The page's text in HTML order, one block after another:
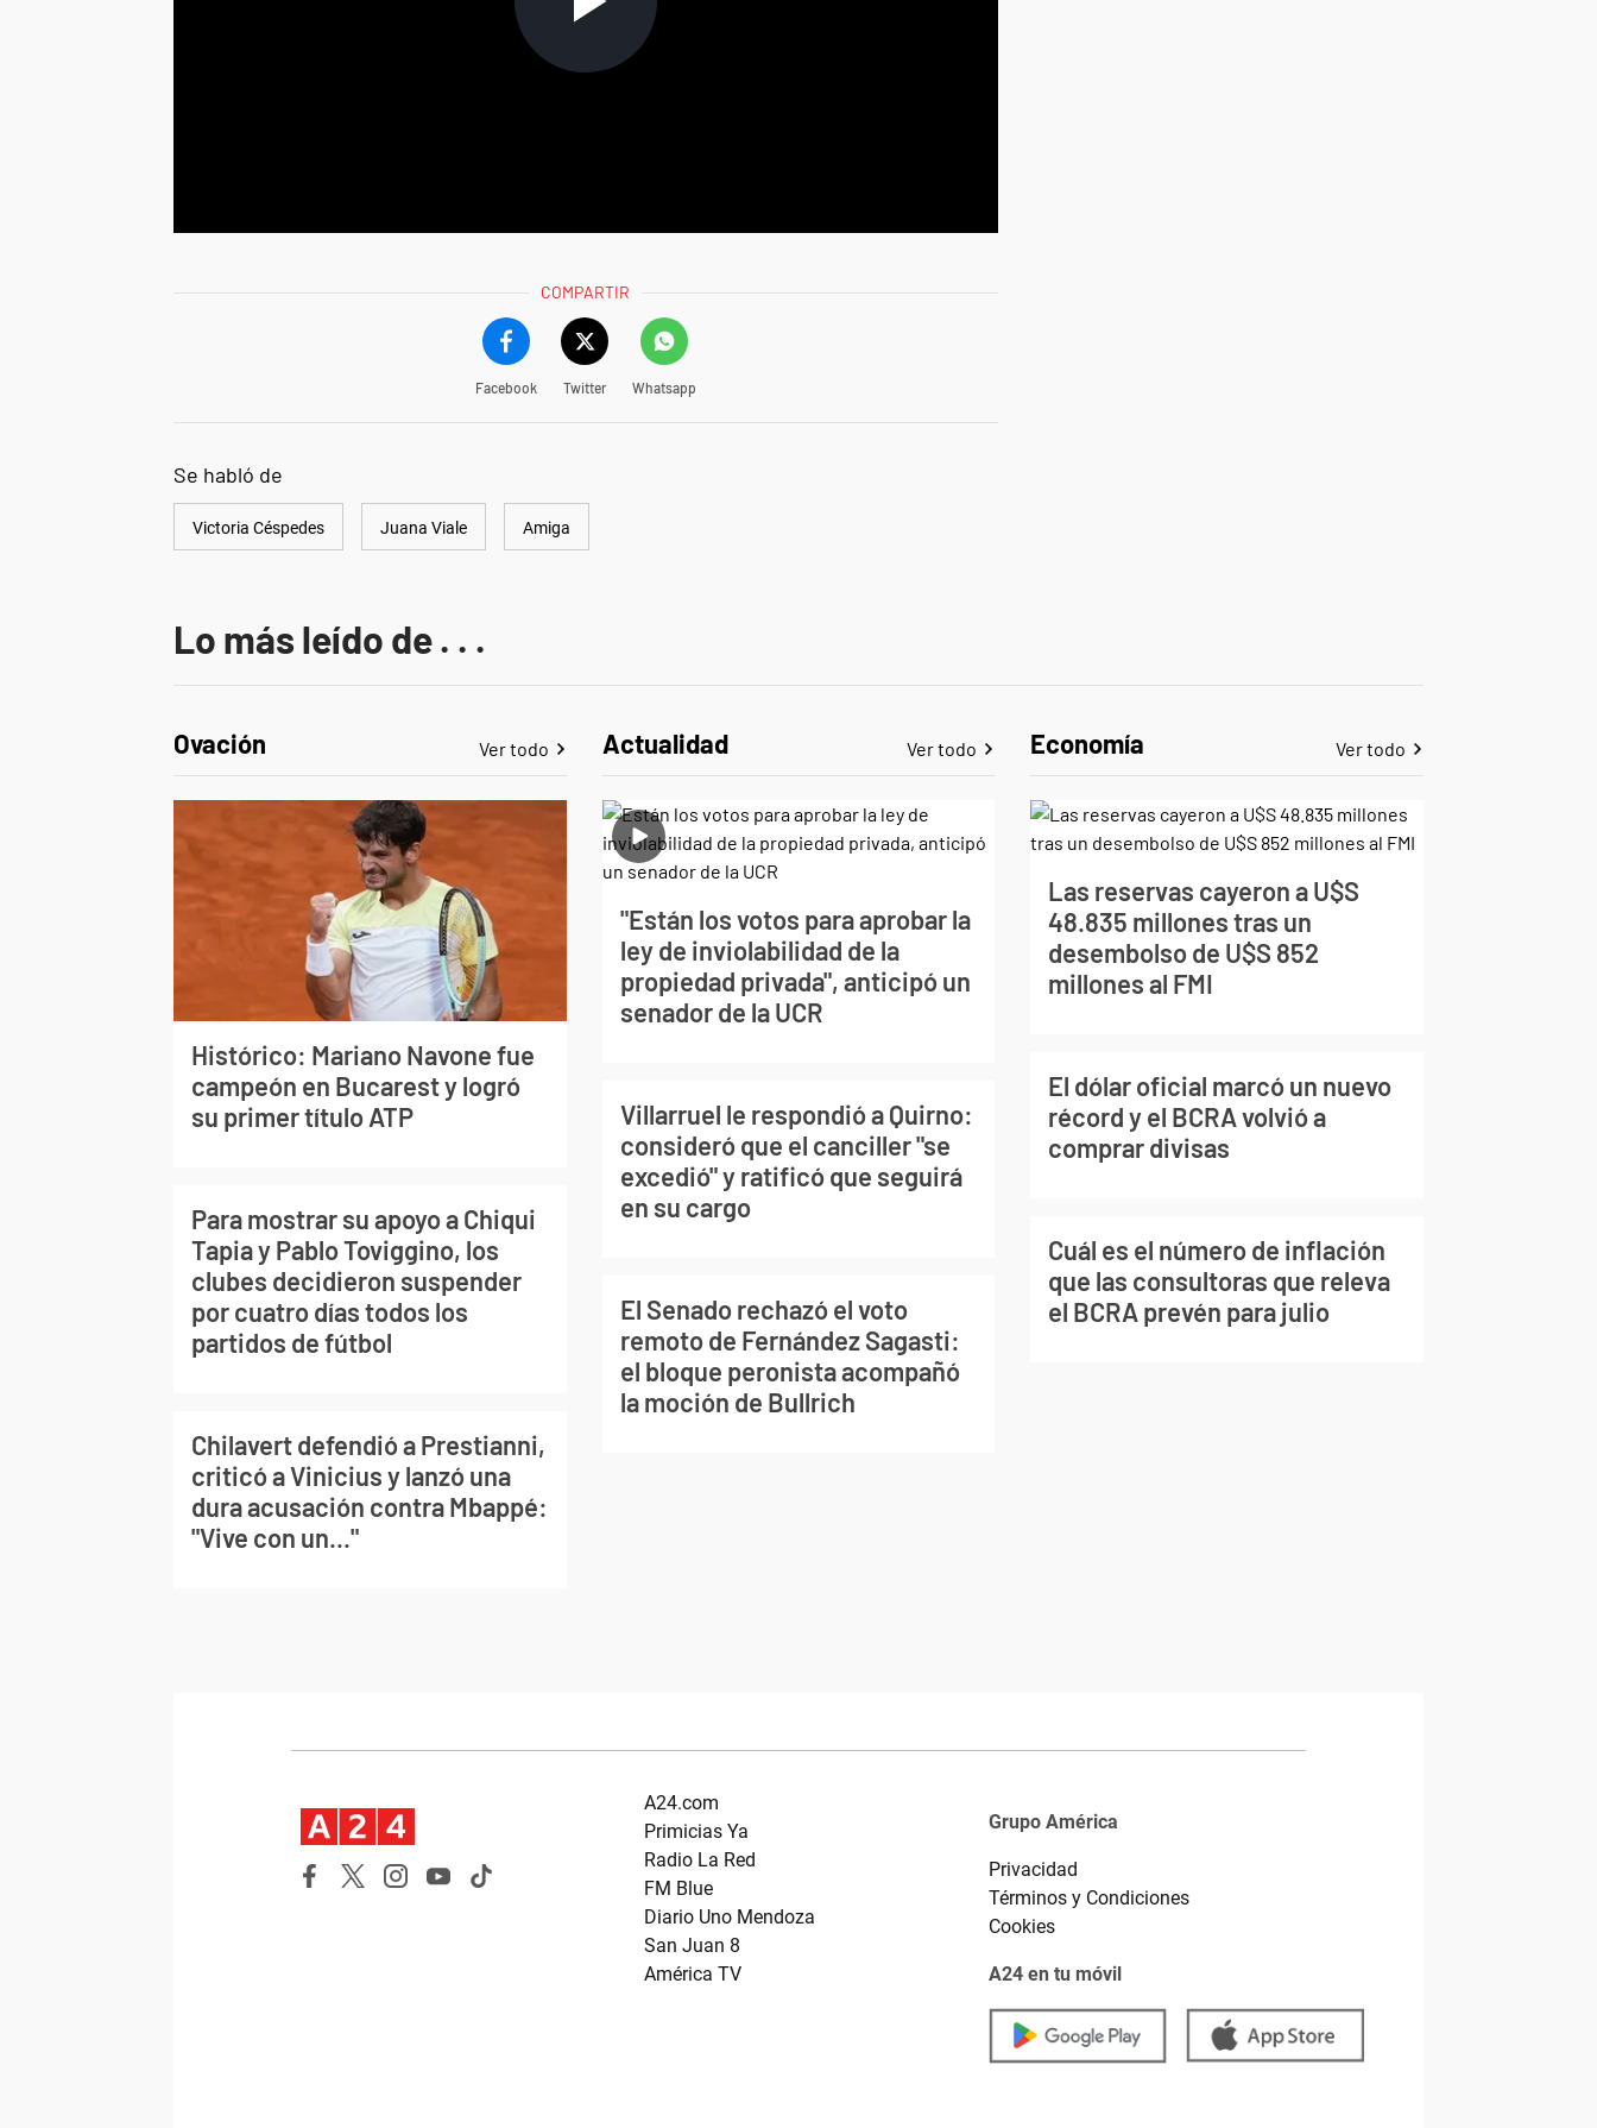
COMPARTIR
Facebook Twitter Whatsapp
Se habló de
Victoria Céspedes Juana Viale Amiga
Lo más leído de . . .
Ovación Ver todo
Histórico: Mariano Navone fue
campeón en Bucarest y logró
su primer título ATP
Para mostrar su apoyo a Chiqui
Tapia y Pablo Toviggino, los
clubes decidieron suspender
por cuatro días todos los
partidos de fútbol
Chilavert defendió a Prestianni,
criticó a Vinicius y lanzó una
dura acusación contra Mbappé:
"Vive con un..."
Actualidad Ver todo
"Están los votos para aprobar la
ley de inviolabilidad de la
propiedad privada", anticipó un
senador de la UCR
Villarruel le respondió a Quirno:
consideró que el canciller "se
excedió" y ratificó que seguirá
en su cargo
El Senado rechazó el voto
remoto de Fernández Sagasti:
el bloque peronista acompañó
la moción de Bullrich
Economía Ver todo
Las reservas cayeron a U$S
48.835 millones tras un
desembolso de U$S 852
millones al FMI
El dólar oficial marcó un nuevo
récord y el BCRA volvió a
comprar divisas
Cuál es el número de inflación
que las consultoras que releva
el BCRA prevén para julio
A24.com
Primicias Ya
Radio La Red
FM Blue
Diario Uno Mendoza
San Juan 8
América TV
Grupo América
Privacidad
Términos y Condiciones
Cookies
A24 en tu móvil